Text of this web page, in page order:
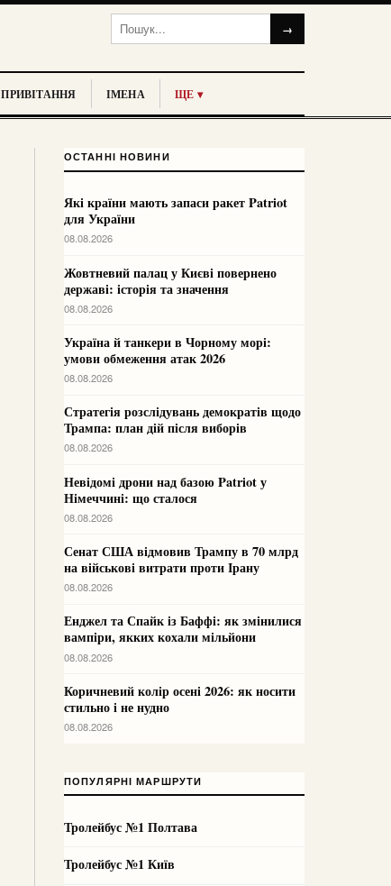
→
ПРИВІТАННЯ ІМЕНА ЩЕ ▾
ОСТАННІ НОВИНИ
Які країни мають запаси ракет Patriot
для України
08.08.2026
Жовтневий палац у Києві повернено
державі: історія та значення
08.08.2026
Україна й танкери в Чорному морі:
умови обмеження атак 2026
08.08.2026
Стратегія розслідувань демократів щодо
Трампа: план дій після виборів
08.08.2026
Невідомі дрони над базою Patriot у
Німеччині: що сталося
08.08.2026
Сенат США відмовив Трампу в 70 млрд
на військові витрати проти Ірану
08.08.2026
Енджел та Спайк із Баффі: як змінилися
вампіри, якких кохали мільйони
08.08.2026
Коричневий колір осені 2026: як носити
стильно і не нудно
08.08.2026
ПОПУЛЯРНІ МАРШРУТИ
Тролейбус №1 Полтава
Тролейбус №1 Київ